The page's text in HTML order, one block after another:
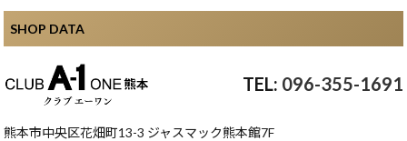
SHOP DATA
096-355-1691
熊本市中央区花畑町13-3 ジャスマック熊本館7F